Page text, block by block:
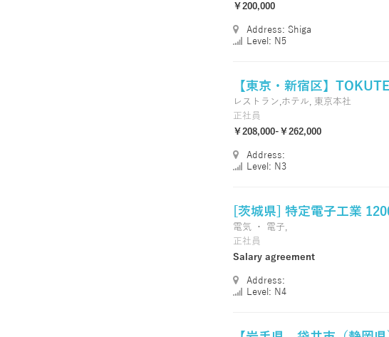
￥200,000
Address: Shiga
Level: N5
【東京・新宿区】
レストラン,ホテル, 東京本社
正社員
￥208,000-￥262,000
Address:
Level: N3
[茨城県] 特定電子工業
電気 ・ 電子,
正社員
Salary agreement
Address:
Level: N4